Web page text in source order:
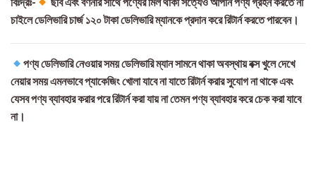
চাইলে ডেলিভারি চার্জ ১২০ টাকা ডেলিভারি ম্যানকে প্রদান করে রিটার্ন করতে পারবেন।
পণ্য ডেলিভারি নেওয়ার সময় ডেলিভারি ম্যান সামনে থাকা অবস্থায় বক্স খুলে দেখে
নেয়ার সময় এমনভাবে প্যাকেজিং খোলা যাবে না যাতে রিটার্ন করার সুযোগ না থাকে এবং
যেসব পণ্য ব্যাবহার করার পরে রিটার্ন করা যায় না তেমন পণ্য ব্যাবহার করে চেক করা যাবে
না।